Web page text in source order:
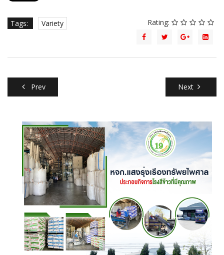
Tags: Variety Rating:
Prev Next